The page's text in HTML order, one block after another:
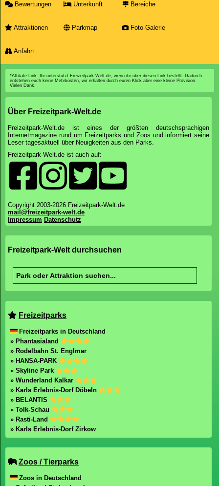
Bewertungen Unterkunft Bereiche
Attraktionen Parkmap Foto-Galerie
Anfahrt
*Affiliate Link: Ihr unterstützt Freizeitpark-Welt.de, wenn ihr über diesen Link bestellt. Dadurch
entstehen euch keine Mehrkosten, wir erhalten durch euren Klick aber eine kleine Provision.
Vielen Dank.
Über Freizeitpark-Welt.de
Freizeitpark-Welt.de ist eines der größten deutschsprachigen
Internetmagazine rund um Freizeitparks und Zoos und informiert seine
Leser tagesaktuell über Neuigkeiten aus den Parks.
Freizeitpark-Welt.de ist auch auf:
Copyright 2003-2026 Freizeitpark-Welt.de
mail@freizeitpark-welt.de
Impressum Datenschutz
Freizeitpark-Welt durchsuchen
Freizeitparks
Freizeitparks in Deutschland
» Phantasialand
» Rodelbahn St. Englmar
» HANSA-PARK
» Skyline Park
» Wunderland Kalkar
» Karls Erlebnis-Dorf Döbeln
» BELANTIS
» Tolk-Schau
» Rasti-Land
» Karls Erlebnis-Dorf Zirkow
Zoos / Tierparks
Zoos in Deutschland